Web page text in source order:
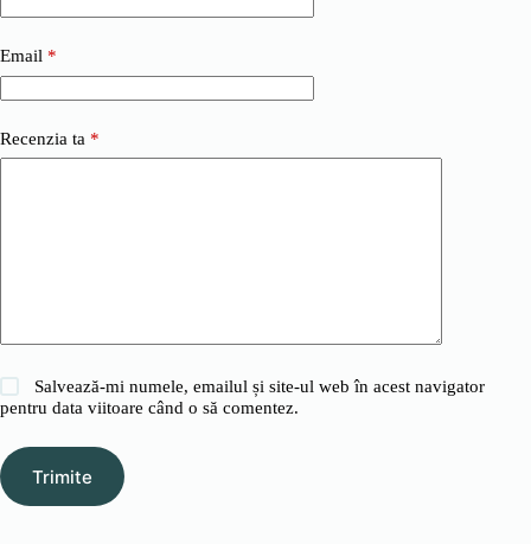
Email *
Recenzia ta *
Salvează-mi numele, emailul și site-ul web în acest navigator
pentru data viitoare când o să comentez.
Trimite